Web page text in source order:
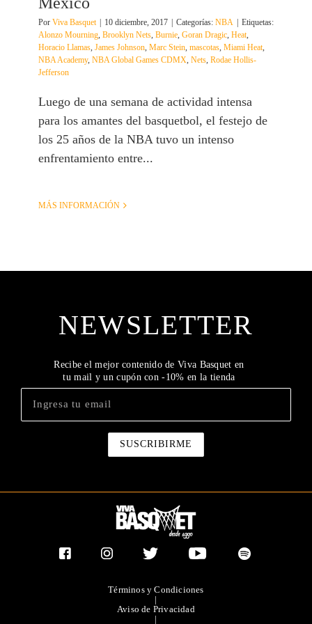
Por Viva Basquet 10 diciembre, 2017 Categorías: NBA
Etiquetas:
Alonzo Mourning, Brooklyn Nets, Burnie, Goran Dragic, Heat,
Horacio Llamas, James Johnson, Marc Stein, mascotas, Miami Heat,
NBA Academy, NBA Global Games CDMX, Nets, Rodae Hollis-
Jefferson
Luego de una semana de actividad intensa
para los amantes del basquetbol, el festejo de
los 25 años de la NBA tuvo un intenso
enfrentamiento entre...
MÁS INFORMACIÓN
NEWSLETTER
Recibe el mejor contenido de Viva Basquet en
tu mail y un cupón con -10% en la tienda
Términos y Condiciones
|
Aviso de Privacidad
|